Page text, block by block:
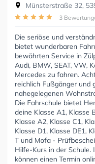
Münsterstraße 32,
3
Die seriöse und
bietet wunderbaren
bewährten Service in
Audi, BMW, SEAT, VW,
Mercedes zu fahren.
reichlich Fußgänger und
nahegelegenen
Die Fahrschule bietet
deine Klasse A1, Klasse
Klasse A2, Klasse C1,
Klasse D1, Klasse DE1,
T und Mofa -
Hilfe-Kurs in der Schule.
können einen Termin